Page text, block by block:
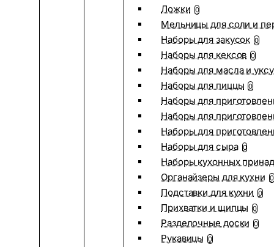
Ложки 0
Мельницы для соли и
Наборы для закусок 0
Наборы для кексов 0
Наборы для масла и
Наборы для пиццы 0
Наборы для
Наборы для
Наборы для
Наборы для сыра 0
Наборы кухонных
Органайзеры для кухни 0
Подставки для кухни 0
Прихватки и щипцы 0
Разделочные доски 0
Рукавицы 0